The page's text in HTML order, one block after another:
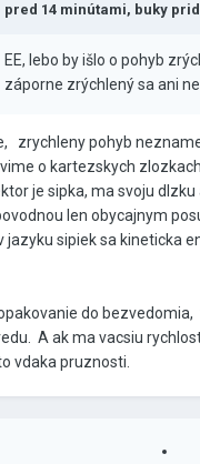
pred 14 minútami, buky
EE, lebo by išlo o pohyb
záporne zrýchlený sa ani
zrychleny pohyb
o kartezskych
je sipka, ma svoju
len obycajnym
jazyku sipiek sa kineticka
do
A ak ma vacsiu
vdaka pruznosti.